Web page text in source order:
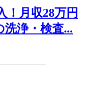
！月収28万円
浄・検査...